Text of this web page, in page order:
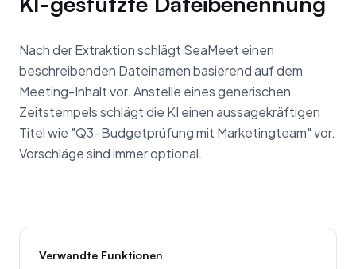
Nach der Extraktion schlägt SeaMeet einen
beschreibenden Dateinamen basierend auf dem
Meeting-Inhalt vor. Anstelle eines generischen
Zeitstempels schlägt die KI einen aussagekräftigen
Titel wie "Q3-Budgetprüfung mit Marketingteam" vor.
Vorschläge sind immer optional.
Verwandte Funktionen